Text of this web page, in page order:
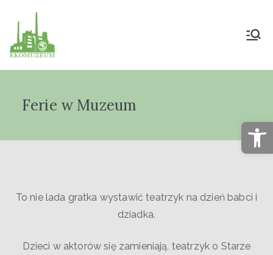
Muzeum Przyrody
"Ekomuzeum" im.
Jana Pazdura
Ferie w Muzeum
To nie lada gratka wystawić teatrzyk na dzień babci i
dziadka.
Dzieci w aktorów się zamieniają, teatrzyk o Starze